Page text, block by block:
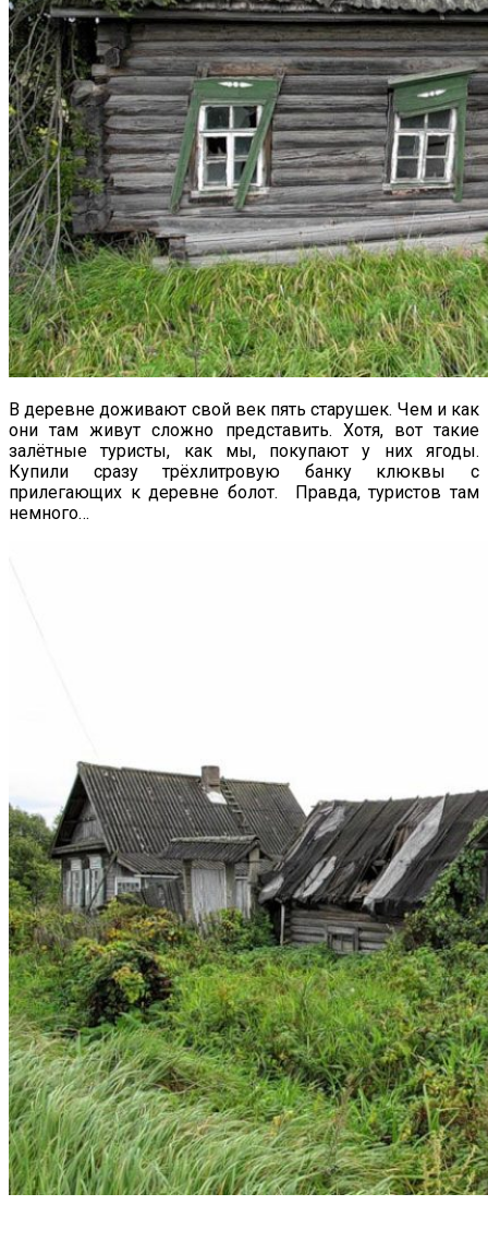
В деревне доживают свой век пять старушек. Чем и как
они там живут сложно представить. Хотя, вот такие
залётные туристы, как мы, покупают у них ягоды.
Купили сразу трёхлитровую банку клюквы с
прилегающих к деревне болот. Правда, туристов там
немного…